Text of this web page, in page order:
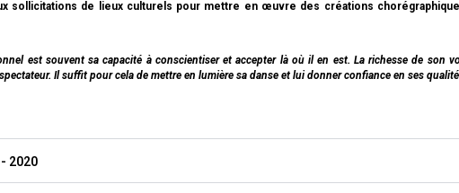
sollicitations de lieux culturels pour mettre en œuvre des créations
est souvent sa capacité à conscientiser et accepter là où il en est. La richesse de son
Il suffit pour cela de mettre en lumière sa danse et lui donner confiance en ses
2020